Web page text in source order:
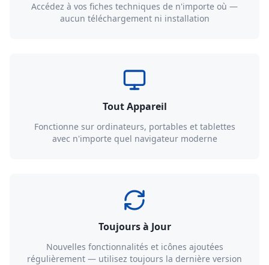
Accédez à vos fiches techniques de n'importe où —
aucun téléchargement ni installation
Tout Appareil
Fonctionne sur ordinateurs, portables et tablettes
avec n'importe quel navigateur moderne
Toujours à Jour
Nouvelles fonctionnalités et icônes ajoutées
régulièrement — utilisez toujours la dernière version